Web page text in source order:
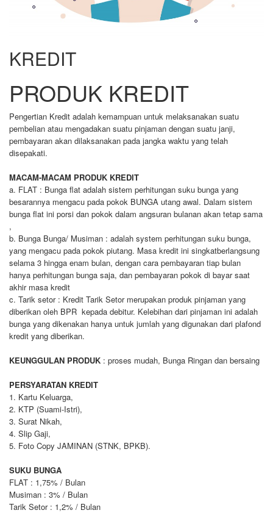
KREDIT
PRODUK KREDIT
Pengertian Kredit adalah kemampuan untuk melaksanakan suatu
pembelian atau mengadakan suatu pinjaman dengan suatu janji,
pembayaran akan dilaksanakan pada jangka waktu yang telah
disepakati.
MACAM-MACAM PRODUK KREDIT
a. FLAT : Bunga flat adalah sistem perhitungan suku bunga yang
besarannya mengacu pada pokok BUNGA utang awal. Dalam sistem
bunga flat ini porsi dan pokok dalam angsuran bulanan akan tetap sama
,
b. Bunga Bunga/ Musiman : adalah system perhitungan suku bunga,
yang mengacu pada pokok piutang. Masa kredit ini singkatberlangsung
selama 3 hingga enam bulan, dengan cara pembayaran tiap bulan
hanya perhitungan bunga saja, dan pembayaran pokok di bayar saat
akhir masa kredit
c. Tarik setor : Kredit Tarik Setor merupakan produk pinjaman yang
diberikan oleh BPR kepada debitur. Kelebihan dari pinjaman ini adalah
bunga yang dikenakan hanya untuk jumlah yang digunakan dari plafond
kredit yang diberikan.
KEUNGGULAN PRODUK : proses mudah, Bunga Ringan dan bersaing
PERSYARATAN KREDIT
1. Kartu Keluarga,
2. KTP (Suami-Istri),
3. Surat Nikah,
4. Slip Gaji,
5. Foto Copy JAMINAN (STNK, BPKB).
SUKU BUNGA
FLAT : 1,75% / Bulan
Musiman : 3% / Bulan
Tarik Setor : 1,2% / Bulan